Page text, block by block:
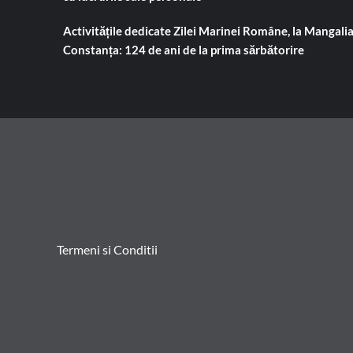
Activitățile dedicate Zilei Marinei Române, la
Constanța: 124 de ani de la prima sărbătorire
Termeni si Conditii